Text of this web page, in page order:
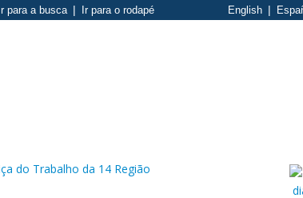
Ir para a busca Ir para o rodapé English